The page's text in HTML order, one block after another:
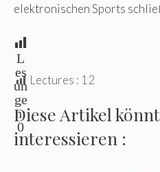
elektronischen Sports
L
es
un
ge
n:
0
Lectures : 12
Diese Artikel
interessieren :